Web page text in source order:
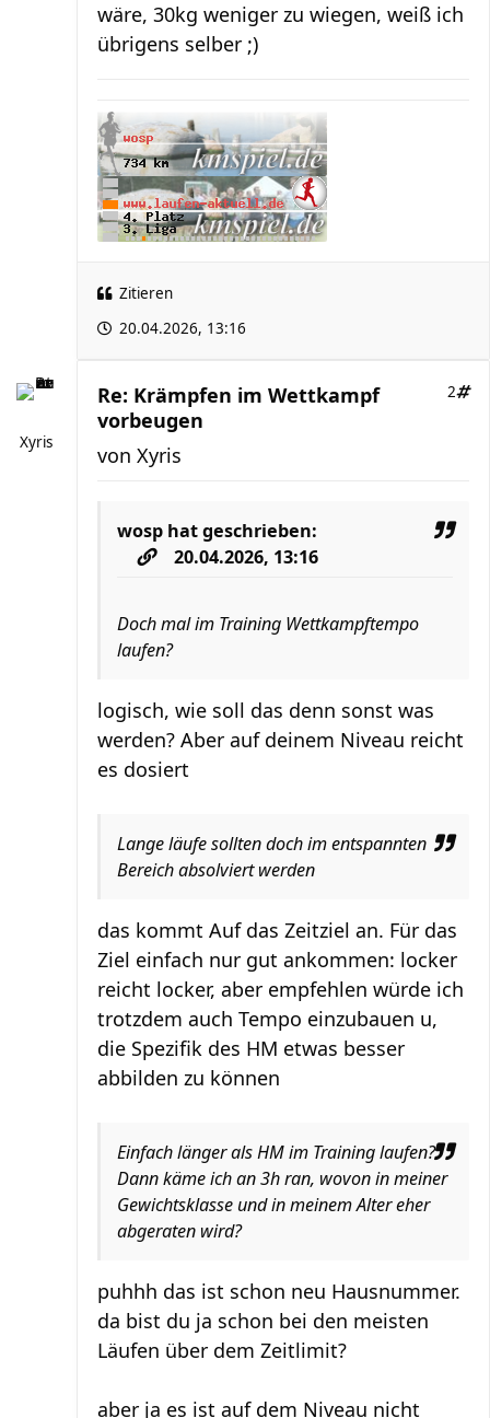
wäre, 30kg weniger zu wiegen, weiß ich
übrigens selber ;)
Zitieren
20.04.2026, 13:16
Xyris
Re: Krämpfen im Wettkampf
vorbeugen
2
von Xyris
wosp hat geschrieben:
20.04.2026, 13:16
Doch mal im Training Wettkampftempo
laufen?
logisch, wie soll das denn sonst was
werden? Aber auf deinem Niveau reicht
es dosiert
Lange läufe sollten doch im entspannten
Bereich absolviert werden
das kommt Auf das Zeitziel an. Für das
Ziel einfach nur gut ankommen: locker
reicht locker, aber empfehlen würde ich
trotzdem auch Tempo einzubauen u,
die Spezifik des HM etwas besser
abbilden zu können
Einfach länger als HM im Training laufen?
Dann käme ich an 3h ran, wovon in meiner
Gewichtsklasse und in meinem Alter eher
abgeraten wird?
puhhh das ist schon neu Hausnummer.
da bist du ja schon bei den meisten
Läufen über dem Zeitlimit?
aber ja es ist auf dem Niveau nicht